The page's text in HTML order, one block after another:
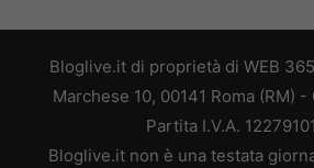
Bloglive.it di proprietà di WEB
Marchese 10, 00141 Roma (RM)
Partita I.V.A.
Bloglive.it non è una testata